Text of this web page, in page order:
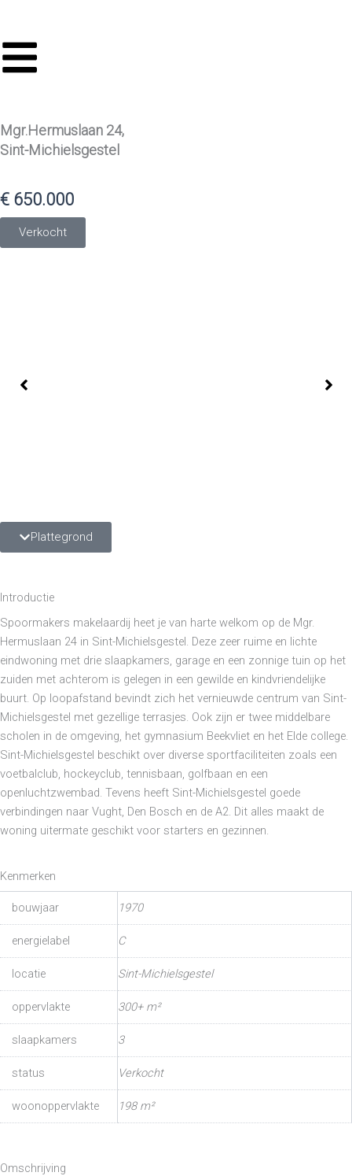
de
inhoud
Mgr.Hermuslaan 24,
Sint-Michielsgestel
€ 650.000
Verkocht
Plattegrond
Introductie
Spoormakers makelaardij heet je van harte welkom op de Mgr.
Hermuslaan 24 in Sint-Michielsgestel. Deze zeer ruime en lichte
eindwoning met drie slaapkamers, garage en een zonnige tuin op het
zuiden met achterom is gelegen in een gewilde en kindvriendelijke
buurt. Op loopafstand bevindt zich het vernieuwde centrum van Sint-
Michielsgestel met gezellige terrasjes. Ook zijn er twee middelbare
scholen in de omgeving, het gymnasium Beekvliet en het Elde college.
Sint-Michielsgestel beschikt over diverse sportfaciliteiten zoals een
voetbalclub, hockeyclub, tennisbaan, golfbaan en een
openluchtzwembad. Tevens heeft Sint-Michielsgestel goede
verbindingen naar Vught, Den Bosch en de A2. Dit alles maakt de
woning uitermate geschikt voor starters en gezinnen.
Kenmerken
bouwjaar 1970
energielabel C
locatie Sint-Michielsgestel
oppervlakte 300+ m²
slaapkamers 3
status Verkocht
woonoppervlakte 198 m²
Omschrijving